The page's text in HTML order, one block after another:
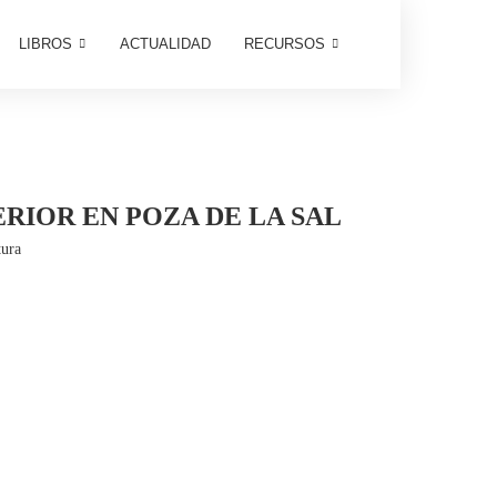
LIBROS ACTUALIDAD RECURSOS
EN POZA DE LA SAL